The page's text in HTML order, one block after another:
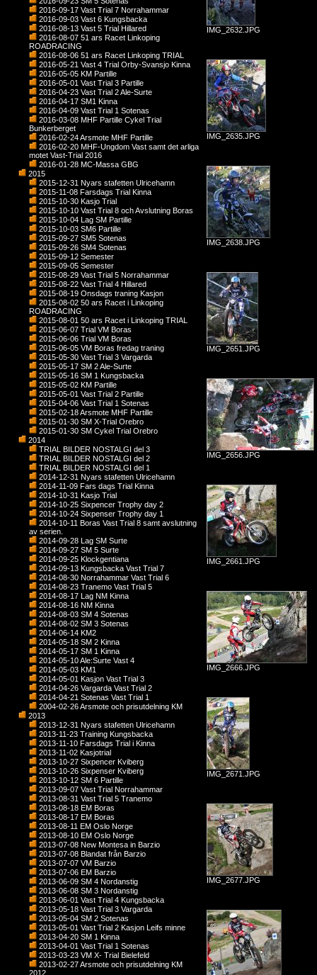
2016-09-17 Vast Trial 7 Norrahammar
2016-09-03 Vast 6 Kungsbacka
2016-08-13 Vast 5 Trial Hillared
2016-08-07 51 ars Racet Linkoping
ROADRACING
2016-08-06 51 ars Racet Linkoping TRIAL
2016-05-21 Vast 4 Trial Orby-Svansjo Kinna
2016-05-05 KM Partille
2016-05-01 Vast Trial 3 Partille
2016-04-23 Vast Trial 2 Ale-Surte
2016-04-17 SM1 Kinna
2016-04-09 Vast Trial 1 Sotenas
2016-03-08 MHF Partille Cykel Trial
Bunkerberget
2016-02-24 Arsmote MHF Partille
2016-02-20 MHF-Ungdom Vast samt det arliga
motet Vast-Trial 2016
2016-01-28 MC-Massa GBG
2015
2015-12-31 Nyars stafetten Ulricehamn
2015-11-08 Farsdags Trial Kinna
2015-10-30 Kasjo Trial
2015-10-10 Vast Trial 8 och Avslutning Boras
2015-10-04 Lag SM Partille
2015-10-03 SM6 Partille
2015-09-27 SM5 Sotenas
2015-09-26 SM4 Sotenas
2015-09-12 Semester
2015-09-05 Semester
2015-08-29 Vast Trial 5 Norrahammar
2015-08-22 Vast Trial 4 Hillared
2015-08-19 Onsdags traning Kasjon
2015-08-02 50 ars Racet i Linkoping
ROADRACING
2015-08-01 50 ars Racet i Linkoping TRIAL
2015-06-07 Trial VM Boras
2015-06-06 Trial VM Boras
2015-06-05 VM Boras fredag traning
2015-05-30 Vast Trial 3 Vargarda
2015-05-17 SM 2 Ale-Surte
2015-05-16 SM 1 Kungsbacka
2015-05-02 KM Partille
2015-05-01 Vast Trial 2 Partille
2015-04-06 Vast Trial 1 Sotenas
2015-02-18 Arsmote MHF Partille
2015-01-30 SM X-Trial Orebro
2015-01-30 SM Cykel Trial Orebro
2014
TRIAL BILDER NOSTALGI del 3
TRIAL BILDER NOSTALGI del 2
TRIAL BILDER NOSTALGI del 1
2014-12-31 Nyars stafetten Ulricehamn
2014-11-09 Fars dags Trial Kinna
2014-10-31 Kasjo Trial
2014-10-25 Sixpencer Trophy day 2
2014-10-24 Sixpenser Trophy day 1
2014-10-11 Boras Vast Trial 8 samt avslutning
av serien.
2014-09-28 Lag SM Surte
2014-09-27 SM 5 Surte
2014-09-25 Klockgentiana
2014-09-13 Kungsbacka Vast Trial 7
2014-08-30 Norrahammar Vast Trial 6
2014-08-23 Tranemo Vast Trial 5
2014-08-17 Lag NM Kinna
2014-08-16 NM Kinna
2014-08-03 SM 4 Sotenas
2014-08-02 SM 3 Sotenas
2014-06-14 KM2
2014-05-18 SM 2 Kinna
2014-05-17 SM 1 Kinna
2014-05-10 Ale:Surte Vast 4
2014-05-03 KM1
2014-05-01 Kasjon Vast Trial 3
2014-04-26 Vargarda Vast Trial 2
2014-04-21 Sotenas Vast Trial 1
2004-02-26 Arsmote och prisutdelning KM
2013
2013-12-31 Nyars stafetten Ulricehamn
2013-11-23 Training Kungsbacka
2013-11-10 Farsdags Trial i Kinna
2013-11-02 Kasjotrial
2013-10-27 Sixpencer Kviberg
2013-10-26 Sixpenser Kviberg
2013-10-12 SM 6 Partille
2013-09-07 Vast Trial Norrahammar
2013-08-31 Vast Trial 5 Tranemo
2013-08-18 EM Boras
2013-08-17 EM Boras
2013-08-11 EM Oslo Norge
2013-08-10 EM Oslo Norge
2013-07-08 New Montesa in Barzio
2013-07-08 Blandat från Barzio
2013-07-07 VM Barzio
2013-07-06 EM Barzio
2013-06-09 SM 4 Nordanstig
2013-06-08 SM 3 Nordanstig
2013-06-01 Vast Trial 4 Kungsbacka
2013-05-18 Vast Trial 3 Vargarda
2013-05-04 SM 2 Sotenas
2013-05-01 Vast Trial 2 Kasjon Leifs minne
2013-04-20 SM 1 Kinna
2013-04-01 Vast Trial 1 Sotenas
2013-03-23 VM X- Trial Bielefeld
2013-02-27 Arsmote och prisutdelning KM
2012
IMG_2632.JPG
IMG_2635.JPG
IMG_2638.JPG
IMG_2651.JPG
IMG_2656.JPG
IMG_2661.JPG
IMG_2666.JPG
IMG_2671.JPG
IMG_2677.JPG